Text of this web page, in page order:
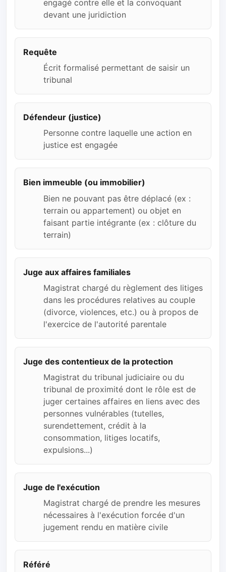
engagé contre elle et la convoquant
devant une juridiction
Requête
Écrit formalisé permettant de saisir un
tribunal
Défendeur (justice)
Personne contre laquelle une action en
justice est engagée
Bien immeuble (ou immobilier)
Bien ne pouvant pas être déplacé (ex :
terrain ou appartement) ou objet en
faisant partie intégrante (ex : clôture du
terrain)
Juge aux affaires familiales
Magistrat chargé du règlement des litiges
dans les procédures relatives au couple
(divorce, violences, etc.) ou à propos de
l'exercice de l'autorité parentale
Juge des contentieux de la protection
Magistrat du tribunal judiciaire ou du
tribunal de proximité dont le rôle est de
juger certaines affaires en liens avec des
personnes vulnérables (tutelles,
surendettement, crédit à la
consommation, litiges locatifs,
expulsions...)
Juge de l'exécution
Magistrat chargé de prendre les mesures
nécessaires à l'exécution forcée d'un
jugement rendu en matière civile
Référé